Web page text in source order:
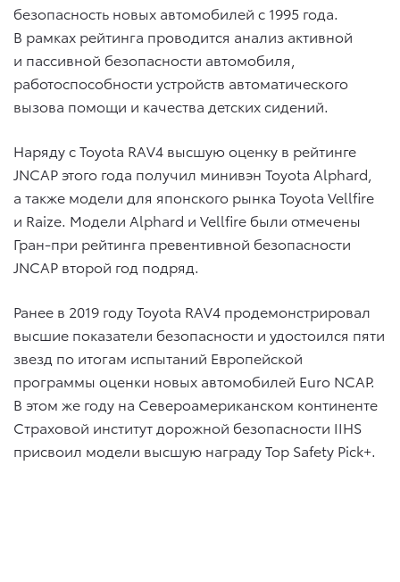
безопасность новых автомобилей с 1995 года.
В рамках рейтинга проводится анализ активной
и пассивной безопасности автомобиля,
работоспособности устройств автоматического
вызова помощи и качества детских сидений.
Наряду с Toyota RAV4 высшую оценку в рейтинге
JNCAP этого года получил минивэн Toyota Alphard,
а также модели для японского рынка Toyota Vellfire
и Raize. Модели Alphard и Vellfire были отмечены
Гран-при рейтинга превентивной безопасности
JNCAP второй год подряд.
Ранее в 2019 году Toyota RAV4 продемонстрировал
высшие показатели безопасности и удостоился пяти
звезд по итогам испытаний Европейской
программы оценки новых автомобилей Euro NCAP.
В этом же году на Североамериканском континенте
Страховой институт дорожной безопасности IIHS
присвоил модели высшую награду Top Safety Pick+.